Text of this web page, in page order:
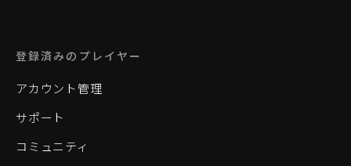
登録済みのプレイヤー
アカウント管理
サポート
コミュニティ